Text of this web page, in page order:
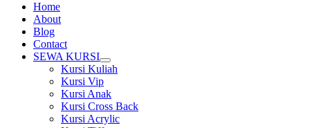
Home
About
Blog
Contact
SEWA KURSI
Show
sub
Kursi Kuliah
Kursi Vip
Kursi Anak
Kursi Cross Back
Kursi Acrylic